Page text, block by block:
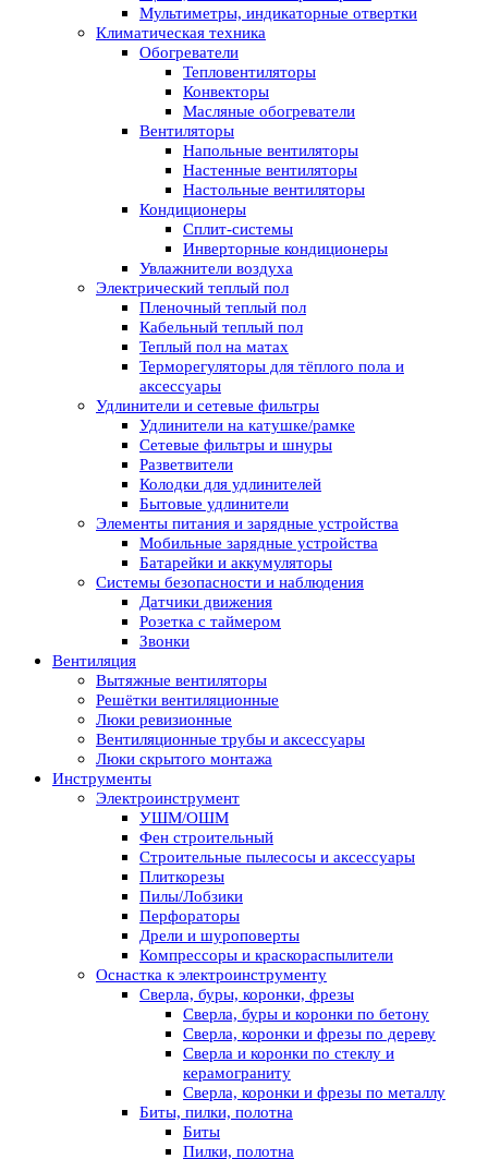
Мультиметры, индикаторные отвертки
Климатическая техника
Обогреватели
Тепловентиляторы
Конвекторы
Масляные обогреватели
Вентиляторы
Напольные вентиляторы
Настенные вентиляторы
Настольные вентиляторы
Кондиционеры
Сплит-системы
Инверторные кондиционеры
Увлажнители воздуха
Электрический теплый пол
Пленочный теплый пол
Кабельный теплый пол
Теплый пол на матах
Терморегуляторы для тёплого пола и
аксессуары
Удлинители и сетевые фильтры
Удлинители на катушке/рамке
Сетевые фильтры и шнуры
Разветвители
Колодки для удлинителей
Бытовые удлинители
Элементы питания и зарядные устройства
Мобильные зарядные устройства
Батарейки и аккумуляторы
Системы безопасности и наблюдения
Датчики движения
Розетка с таймером
Звонки
Вентиляция
Вытяжные вентиляторы
Решётки вентиляционные
Люки ревизионные
Вентиляционные трубы и аксессуары
Люки скрытого монтажа
Инструменты
Электроинструмент
УШМ/ОШМ
Фен строительный
Строительные пылесосы и аксессуары
Плиткорезы
Пилы/Лобзики
Перфораторы
Дрели и шуроповерты
Компрессоры и краскораспылители
Оснастка к электроинструменту
Сверла, буры, коронки, фрезы
Сверла, буры и коронки по бетону
Сверла, коронки и фрезы по дереву
Сверла и коронки по стеклу и
керамограниту
Сверла, коронки и фрезы по металлу
Биты, пилки, полотна
Биты
Пилки, полотна